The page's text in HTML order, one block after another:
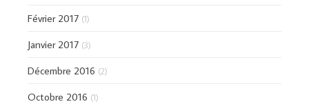
Février 2017 (1)
Janvier 2017 (3)
Décembre 2016 (2)
Octobre 2016 (1)